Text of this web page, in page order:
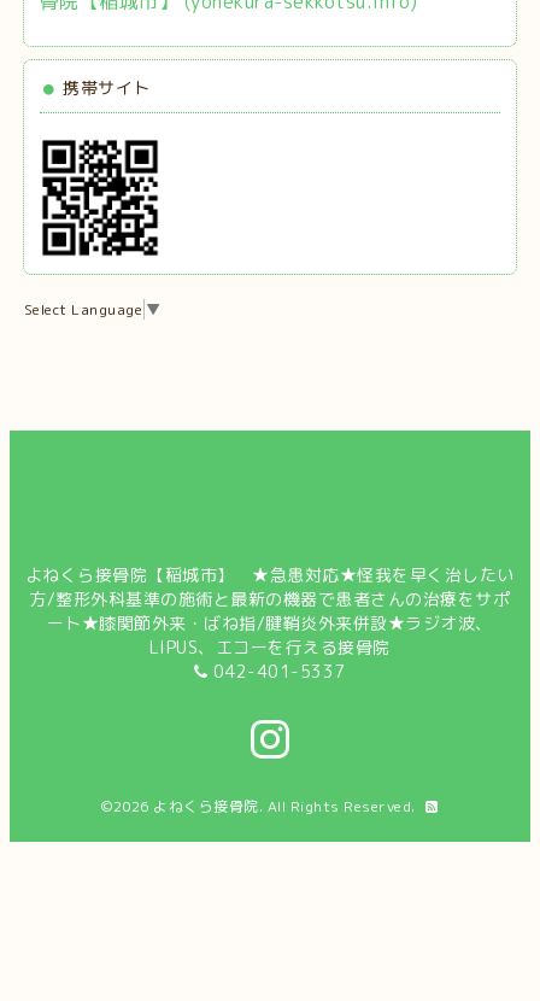
携帯サイト
Select Language ▼
よねくら接骨院【稲城市】 ★急患対応★怪我を早く治したい
方/整形外科基準の施術と最新の機器で患者さんの治療をサポ
ート★膝関節外来・ばね指/腱鞘炎外来併設★ラジオ波、
LIPUS、エコーを行える接骨院
042-401-5337
©2026 よねくら接骨院. All Rights Reserved.